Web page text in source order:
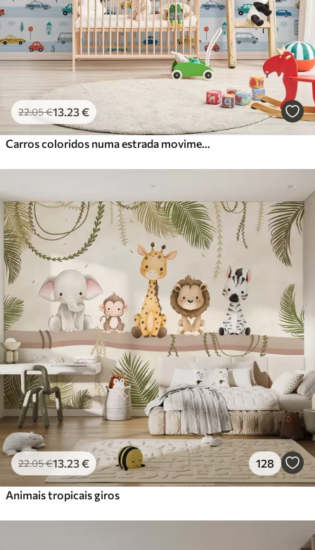
22.05€13 .23€
22.05€13 .23€ 128
Animais tropicais giros